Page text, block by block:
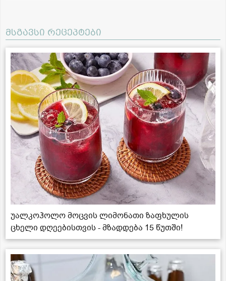
მსგავსი რეცეპტები
უალკოჰოლო მოცვის ლიმონათი ზაფხულის
ცხელი დღეებისთვის - მზადდება 15 წუთში!